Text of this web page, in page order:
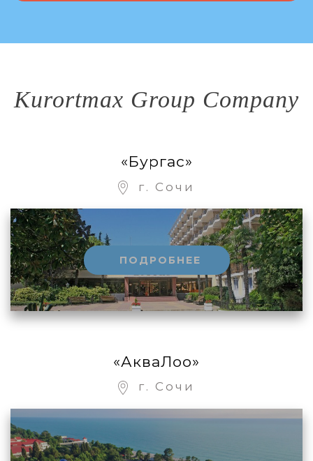
Kurortmax Group Company
«Бургас»
г. Сочи
ПОДРОБНЕЕ
«АкваЛоо»
г. Сочи